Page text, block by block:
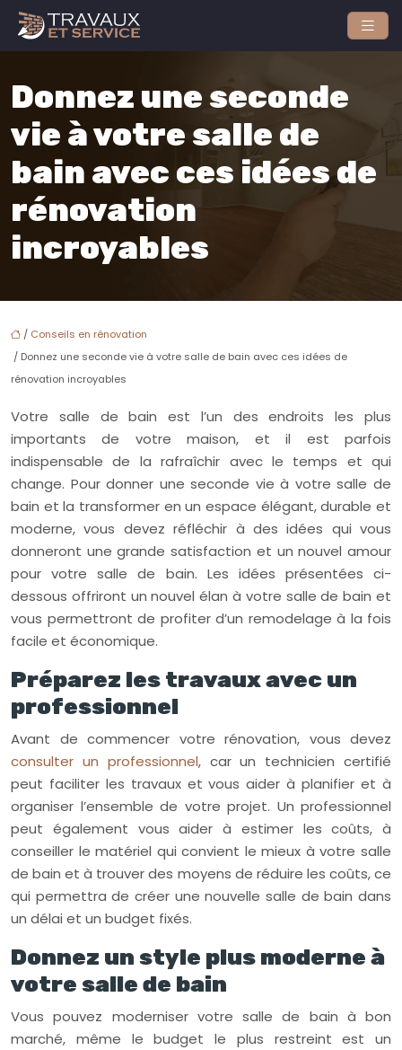
Donnez une seconde
vie à votre salle de
bain avec ces idées de
rénovation
incroyables
/ Conseils en rénovation
/ Donnez une seconde vie à votre salle de bain avec ces idées de
rénovation incroyables
Votre salle de bain est l’un des endroits les plus
importants de votre maison, et il est parfois
indispensable de la rafraîchir avec le temps et qui
change. Pour donner une seconde vie à votre salle de
bain et la transformer en un espace élégant, durable et
moderne, vous devez réfléchir à des idées qui vous
donneront une grande satisfaction et un nouvel amour
pour votre salle de bain. Les idées présentées ci-
dessous offriront un nouvel élan à votre salle de bain et
vous permettront de profiter d’un remodelage à la fois
facile et économique.
Préparez les travaux avec un
professionnel
Avant de commencer votre rénovation, vous devez
consulter un professionnel, car un technicien certifié
peut faciliter les travaux et vous aider à planifier et à
organiser l’ensemble de votre projet. Un professionnel
peut également vous aider à estimer les coûts, à
conseiller le matériel qui convient le mieux à votre salle
de bain et à trouver des moyens de réduire les coûts, ce
qui permettra de créer une nouvelle salle de bain dans
un délai et un budget fixés.
Donnez un style plus moderne à
votre salle de bain
Vous pouvez moderniser votre salle de bain à bon
marché, même le budget le plus restreint est un